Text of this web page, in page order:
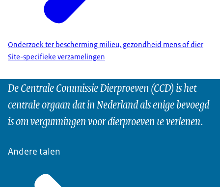
Onderzoek ter bescherming milieu, gezondheid mens of dier
Site-specifieke verzamelingen
De Centrale Commissie Dierproeven (CCD) is het
centrale orgaan dat in Nederland als enige bevoegd
is om vergunningen voor dierproeven te verlenen.
Andere talen